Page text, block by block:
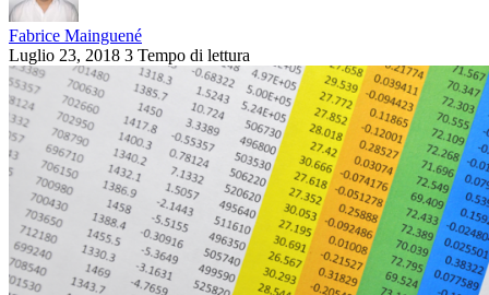
Fabrice Mainguené
Luglio 23, 2018 3 Tempo di lettura